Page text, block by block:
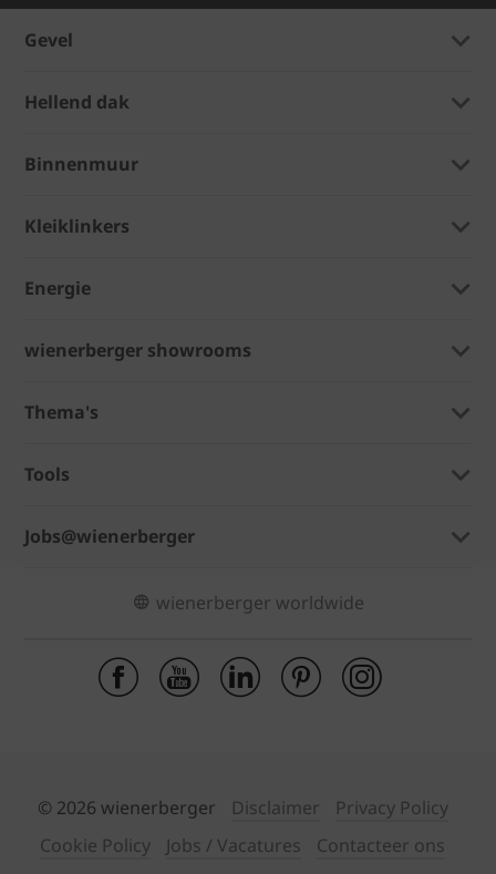
Gevel
Hellend dak
Binnenmuur
Kleiklinkers
Energie
wienerberger showrooms
Thema's
Tools
Jobs@wienerberger
wienerberger worldwide
© 2026 wienerberger Disclaimer
Privacy Policy
Cookie Policy
Jobs / Vacatures
Contacteer ons